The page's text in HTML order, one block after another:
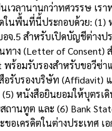
เวลานานกว่าทศวรรษ เรา
ในพื้นที่นี้ประกอบด้วย: (1)
จ.5 สำหรับเปิดบัญชีต่างป
ทาง (Letter of Consent)
พร้อมรับรองสำหรับขอวีซ่า
อรับรองบริษัท (Affidavit)
หนังสือยินยอมให้บุตรเ
ถานทูต และ (6) Bank
อเครดิตในต่างประเทศ เ